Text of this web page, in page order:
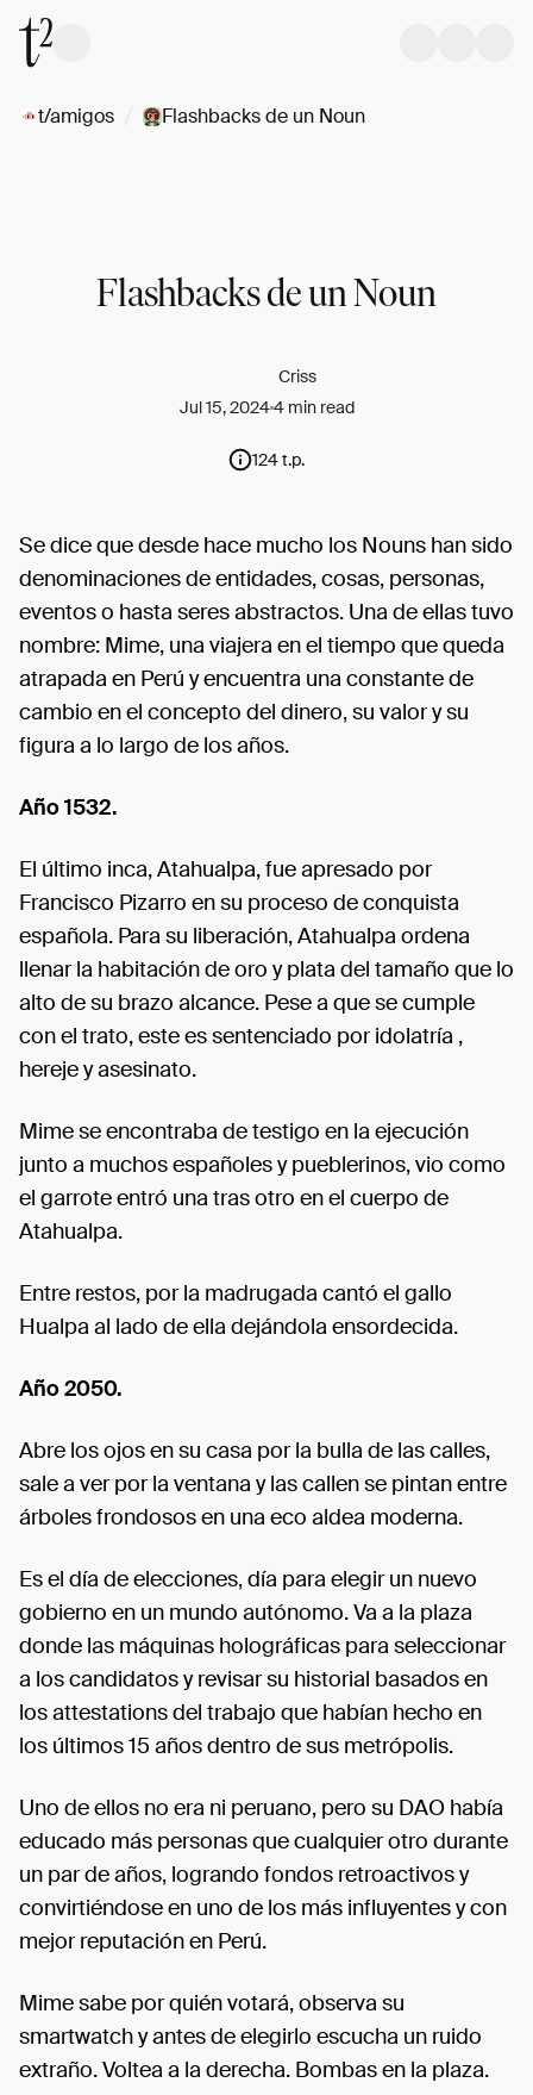
t/amigos Flashbacks de un Noun
Flashbacks de un Noun
Criss
Jul 15, 20244 min read
124 t.p.
Se dice que desde hace mucho los Nouns han sido
denominaciones de entidades, cosas, personas,
eventos o hasta seres abstractos. Una de ellas tuvo
nombre: Mime, una viajera en el tiempo que queda
atrapada en Perú y encuentra una constante de
cambio en el concepto del dinero, su valor y su
figura a lo largo de los años.
Año 1532.
El último inca, Atahualpa, fue apresado por
Francisco Pizarro en su proceso de conquista
española. Para su liberación, Atahualpa ordena
llenar la habitación de oro y plata del tamaño que lo
alto de su brazo alcance. Pese a que se cumple
con el trato, este es sentenciado por idolatría ,
hereje y asesinato.
Mime se encontraba de testigo en la ejecución
junto a muchos españoles y pueblerinos, vio como
el garrote entró una tras otro en el cuerpo de
Atahualpa.
Entre restos, por la madrugada cantó el gallo
Hualpa al lado de ella dejándola ensordecida.
Año 2050.
Abre los ojos en su casa por la bulla de las calles,
sale a ver por la ventana y las callen se pintan entre
árboles frondosos en una eco aldea moderna.
Es el día de elecciones, día para elegir un nuevo
gobierno en un mundo autónomo. Va a la plaza
donde las máquinas holográficas para seleccionar
a los candidatos y revisar su historial basados en
los attestations del trabajo que habían hecho en
los últimos 15 años dentro de sus metrópolis.
Uno de ellos no era ni peruano, pero su DAO había
educado más personas que cualquier otro durante
un par de años, logrando fondos retroactivos y
convirtiéndose en uno de los más influyentes y con
mejor reputación en Perú.
Mime sabe por quién votará, observa su
smartwatch y antes de elegirlo escucha un ruido
extraño. Voltea a la derecha. Bombas en la plaza.